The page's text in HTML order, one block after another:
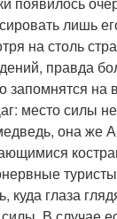
лишь
на столь
правда
запомнятся на
место силы
она же
туристы
куда глаза